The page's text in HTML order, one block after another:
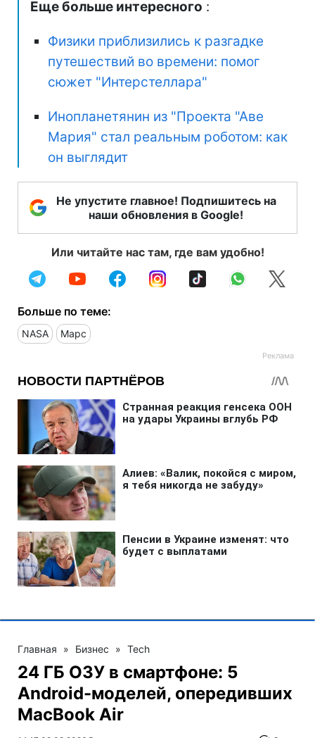
Еще больше интересного :
Физики приблизились к разгадке
путешествий во времени: помог
сюжет "Интерстеллара"
Инопланетянин из "Проекта "Аве
Мария" стал реальным роботом: как
он выглядит
Не упустите главное! Подпишитесь на
наши обновления в Google!
Или читайте нас там, где вам удобно!
Больше по теме:
NASA Марс
Главная » Бизнес » Tech
24 ГБ ОЗУ в смартфоне: 5
Android-моделей, опередивших
MacBook Air